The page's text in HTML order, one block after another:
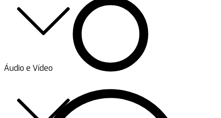
Áudio e Vídeo